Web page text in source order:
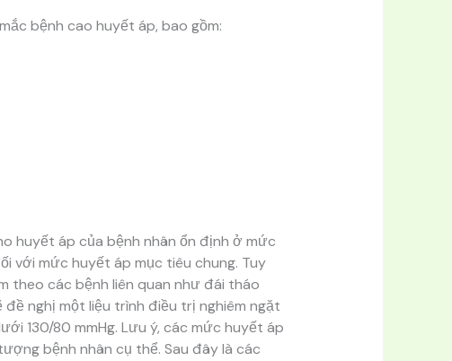
bệnh cao huyết áp, bao gồm:
huyết áp của bệnh nhân ổn định ở mức
với mức huyết áp mục tiêu chung. Tuy
theo các bệnh liên quan như đái tháo
nghị một liệu trình điều trị nghiêm ngặt
130/80 mmHg. Lưu ý, các mức huyết áp
bệnh nhân cụ thể. Sau đây là các